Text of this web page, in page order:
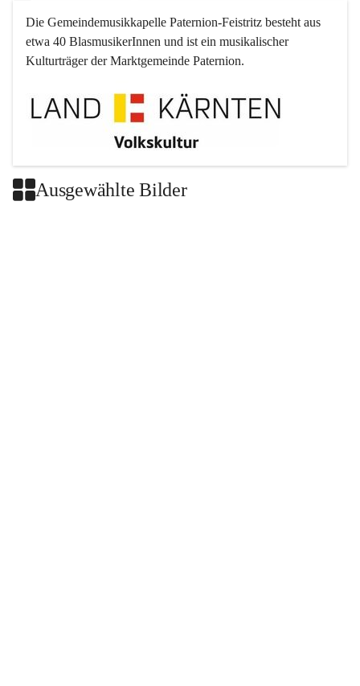
Die Gemeindemusikkapelle Paternion-Feistritz besteht aus
etwa 40 BlasmusikerInnen und ist ein musikalischer
Kulturträger der Marktgemeinde Paternion.
Ausgewählte Bilder